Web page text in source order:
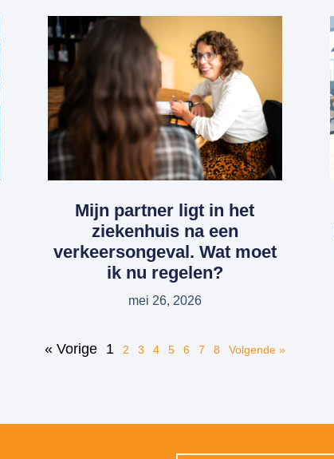
Mijn partner ligt in het
ziekenhuis na een
verkeersongeval. Wat moet
ik nu regelen?
mei 26, 2026
« Vorige 1 2 3 4 5 6 7 8 Volgende »